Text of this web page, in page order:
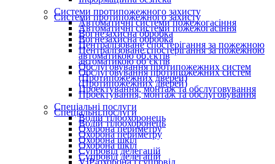
Системи протипожежного захисту
Автоматичні системи пожежогасіння
Вогнезахисна обробка
Централізоване спостерігання за пожежною
автоматикою об’єктів
Обслуговування протипожежних систем
(Протипожежних дверей)
Проектування, монтаж та обслуговування
Спеціальні послуги
Водій тілоохоронець
Охорона периметру
Охорона шкіл
Супровід делегацій
Системи протипожежного захисту
Автоматичні системи пожежогасіння
Вогнезахисна обробка
Централізоване спостерігання за пожежною
автоматикою об’єктів
Обслуговування протипожежних систем
(Протипожежних дверей)
Проектування, монтаж та обслуговування
Спеціальні послуги
Водій тілоохоронець
Охорона периметру
Охорона шкіл
Супровід делегацій
VIP-охорона і супровід